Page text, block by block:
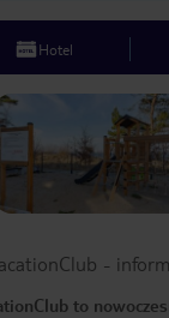
Hotel
-
to